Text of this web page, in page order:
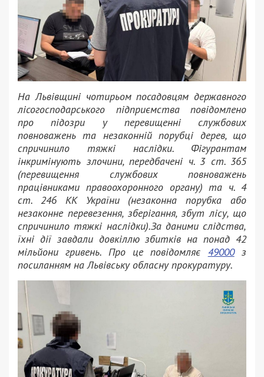
На Львівщині чотирьом посадовцям державного
лісогосподарського підприємства повідомлено
про підозри у перевищенні службових
повноважень та незаконній порубці дерев, що
спричинило тяжкі наслідки. Фігурантам
інкримінують злочини, передбачені ч. 3 ст. 365
(перевищення службових повноважень
працівниками правоохоронного органу) та ч. 4
ст. 246 КК України (незаконна порубка або
незаконне перевезення, зберігання, збут лісу, що
спричинило тяжкі наслідки).За даними слідства,
їхні дії завдали довкіллю збитків на понад 42
мільйони гривень. Про це повідомляє 49000з
посиланням на Львівську обласну прокуратуру.